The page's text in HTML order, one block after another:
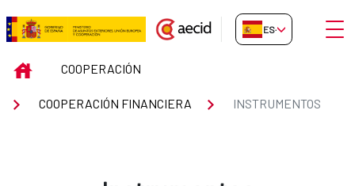
Saltar al contenido principal
Instrumentos
ES-ES Abrir
INICIOCOOPERACIÓN
COOPERACIÓN FINANCIERA INSTRUMENTOS